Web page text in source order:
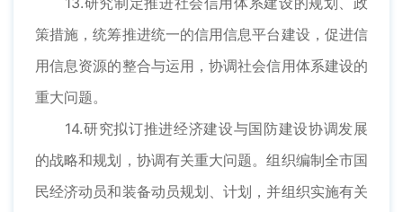
策措施，统筹推进统一的信用信息平台建设，促进信
用信息资源的整合与运用，协调社会信用体系建设的
重大问题。
14.研究拟订推进经济建设与国防建设协调发展
的战略和规划，协调有关重大问题。组织编制全市国
民经济动员和装备动员规划、计划，并组织实施有关